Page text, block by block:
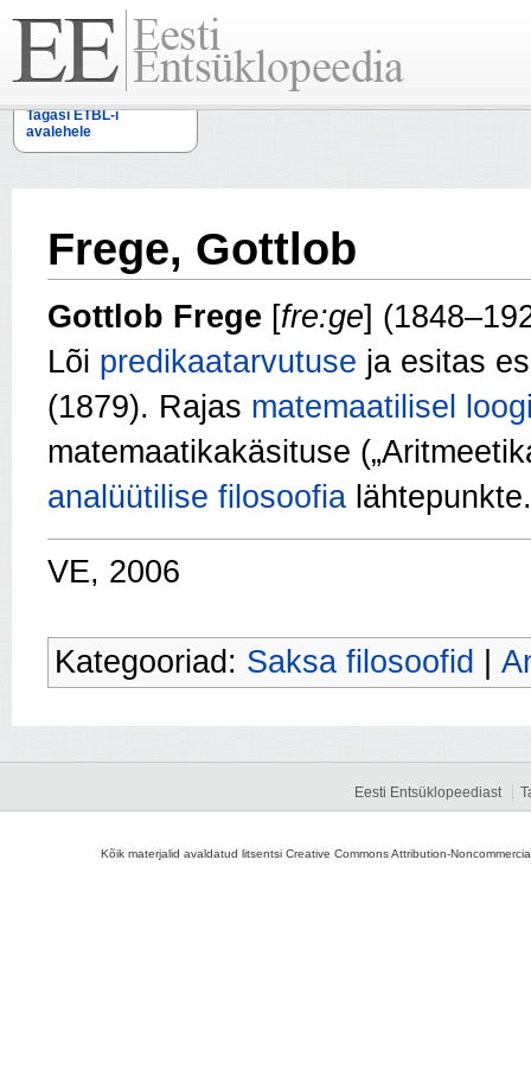
Tagasi ETBL-i
avalehele
Frege, Gottlob
Gottlob Frege [fre:ge]
Lõi predikaatarvutuse ja esitas
(1879). Rajas matemaatilisel
matemaatikakäsituse
analüütilise filosoofia lähtepunkte.
VE, 2006
Kategooriad: Saksa filosoofid
Eesti Entsüklopeediast
Kõik materjalid avaldatud litsentsi Creative Commons Attribution-